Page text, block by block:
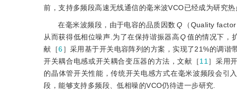
前，支持多频段高速无线通信的毫米波VCO已经成为研究热
在毫米波频段，由于电容的品质因数 Q （Quality
从而获得低相位噪声.为了在保持谐振器高 Q值的情况下，
献［6］采用基于开关电容阵列的方案，实现了21%的调
开关耦合电感或开关耦合变压器的方法，文献［11 ］采用
的晶体管开关性能，传统开关电感方式在毫米波频段会引
段，能够支持多频段、低相噪的VCO仍待进一步研究.